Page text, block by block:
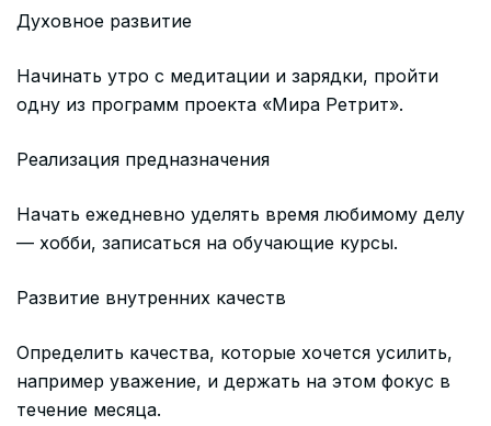
Духовное развитие
Начинать утро с медитации и зарядки, пройти
одну из программ проекта «Мира Ретрит».
Реализация предназначения
Начать ежедневно уделять время любимому делу
— хобби, записаться на обучающие курсы.
Развитие внутренних качеств
Определить качества, которые хочется усилить,
например уважение, и держать на этом фокус в
течение месяца.